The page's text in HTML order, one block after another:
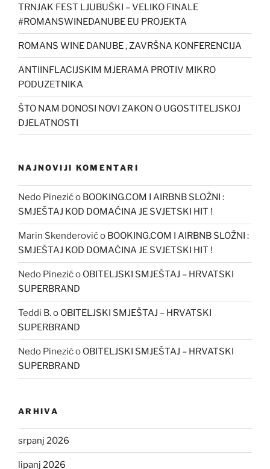
TRNJAK FEST LJUBUŠKI – VELIKO FINALE
#ROMANSWINEDANUBE EU PROJEKTA
ROMANS WINE DANUBE , ZAVRŠNA KONFERENCIJA
ANTIINFLACIJSKIM MJERAMA PROTIV MIKRO
PODUZETNIKA
ŠTO NAM DONOSI NOVI ZAKON O UGOSTITELJSKOJ
DJELATNOSTI
NAJNOVIJI KOMENTARI
Nedo Pinezićo BOOKING.COM I AIRBNB SLOŽNI :
SMJEŠTAJ KOD DOMAĆINA JE SVJETSKI HIT !
Marin Skenderovićo BOOKING.COM I AIRBNB SLOŽNI :
SMJEŠTAJ KOD DOMAĆINA JE SVJETSKI HIT !
Nedo Pinezićo OBITELJSKI SMJEŠTAJ – HRVATSKI
SUPERBRAND
Teddi B.o OBITELJSKI SMJEŠTAJ – HRVATSKI
SUPERBRAND
Nedo Pinezićo OBITELJSKI SMJEŠTAJ – HRVATSKI
SUPERBRAND
ARHIVA
srpanj 2026
lipanj 2026